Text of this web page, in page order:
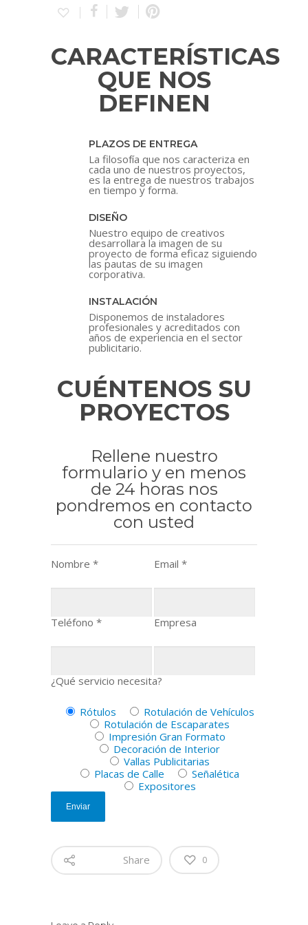
CARACTERÍSTICAS
QUE NOS
DEFINEN
PLAZOS DE ENTREGA
La filosofía que nos caracteriza en
cada uno de nuestros proyectos,
es la entrega de nuestros trabajos
en tiempo y forma.
DISEÑO
Nuestro equipo de creativos
desarrollara la imagen de su
proyecto de forma eficaz siguiendo
las pautas de su imagen
corporativa.
INSTALACIÓN
Disponemos de instaladores
profesionales y acreditados con
años de experiencia en el sector
publicitario.
CUÉNTENOS SU
PROYECTOS
Rellene nuestro
formulario y en menos
de 24 horas nos
pondremos en contacto
con usted
Nombre * Email *
Teléfono * Empresa
¿Qué servicio necesita?
Rótulos
Rotulación de Vehículos
Rotulación de Escaparates
Impresión Gran Formato
Decoración de Interior
Vallas Publicitarias
Placas de Calle
Señalética
Expositores
Share 0